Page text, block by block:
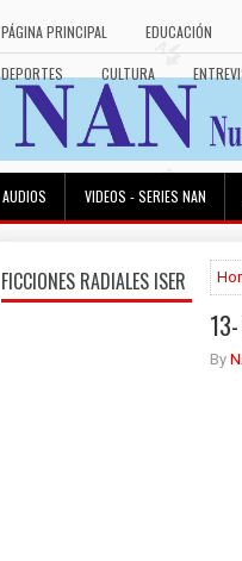
PÁGINA PRINCIPAL EDUCACIÓN
DEPORTES CULTURA
AUDIOS VIDEOS - SERIES NAN
FICCIONES RADIALES ISER
By